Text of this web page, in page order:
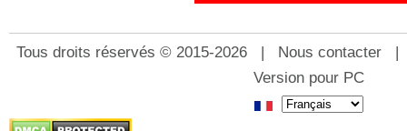
Tous droits réservés © 2015-2026 | Nous contacter
Version pour PC